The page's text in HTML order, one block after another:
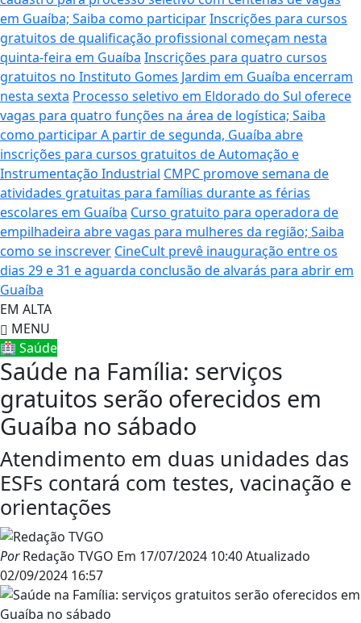
em Guaíba; Saiba como participarInscrições para cursos
gratuitos de qualificação profissional começam nesta
quinta-feira em Guaíba Inscrições para quatro cursos
gratuitos no Instituto Gomes Jardim em Guaíba encerram
nesta sexta Processo seletivo em Eldorado do Sul oferece
vagas para quatro funções na área de logística; Saiba
como participarA partir de segunda, Guaíba abre
inscrições para cursos gratuitos de Automação e
Instrumentação Industrial CMPC promove semana de
atividades gratuitas para famílias durante as férias
escolares em Guaíba Curso gratuito para operadora de
empilhadeira abre vagas para mulheres da região; Saiba
como se inscrever CineCult prevê inauguração entre os
dias 29 e 31 e aguarda conclusão de alvarás para abrir em
Guaíba
EM ALTA
MENU
🏥 Saúde
Saúde na Família: serviços
gratuitos serão oferecidos em
Guaíba no sábado
Atendimento em duas unidades das
ESFs contará com testes, vacinação e
orientações
PorRedação TVGO Em 17/07/2024 10:40Atualizado
02/09/2024 16:57